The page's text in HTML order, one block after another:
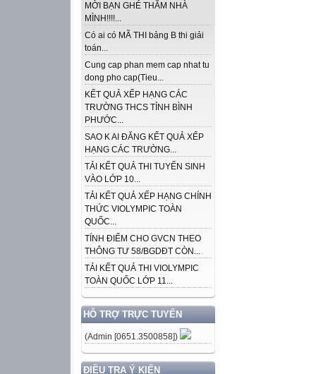
MỜI BẠN GHÉ THĂM NHÀ
MÌNH!!!!...
Có ai có MÃ THI bảng B thi giải
toán...
Cung cap phan mem cap nhat tu
dong pho cap(Tieu...
KẾT QUẢ XẾP HẠNG CÁC
TRƯỜNG THCS TỈNH BÌNH
PHƯỚC...
SAO K AI ĐĂNG KẾT QUẢ XẾP
HẠNG CÁC TRƯỜNG...
TẢI KẾT QUẢ THI TUYỂN SINH
VÀO LỚP 10...
TẢI KẾT QUẢ XẾP HẠNG CHÍNH
THỨC VIOLYMPIC TOÀN
QUỐC...
TÍNH ĐIỂM CHO GVCN THEO
THÔNG TƯ 58/BGDĐT CÒN...
TẢI KẾT QUẢ THI VIOLYMPIC
TOÀN QUỐC LỚP 11...
HỖ TRỢ TRỰC TUYẾN
(Admin [0651.3500858])
ĐIỀU TRA Ý KIẾN